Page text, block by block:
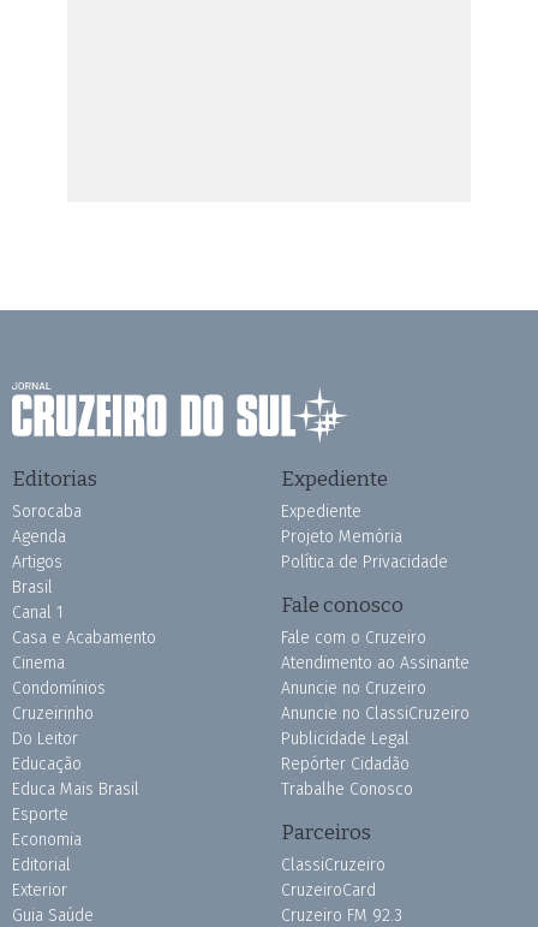
Editorias
Sorocaba
Agenda
Artigos
Brasil
Canal 1
Casa e Acabamento
Cinema
Condomínios
Cruzeirinho
Do Leitor
Educação
Educa Mais Brasil
Esporte
Economia
Editorial
Exterior
Guia Saúde
Expediente
Expediente
Projeto Memória
Política de Privacidade
Fale conosco
Fale com o Cruzeiro
Atendimento ao Assinante
Anuncie no Cruzeiro
Anuncie no ClassiCruzeiro
Publicidade Legal
Repórter Cidadão
Trabalhe Conosco
Parceiros
ClassiCruzeiro
CruzeiroCard
Cruzeiro FM 92.3